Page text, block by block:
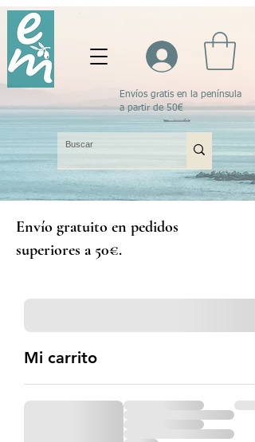
Envíos gratis en la península
a partir de 50€
Envío gratuito en pedidos
superiores a 50€.
Mi carrito